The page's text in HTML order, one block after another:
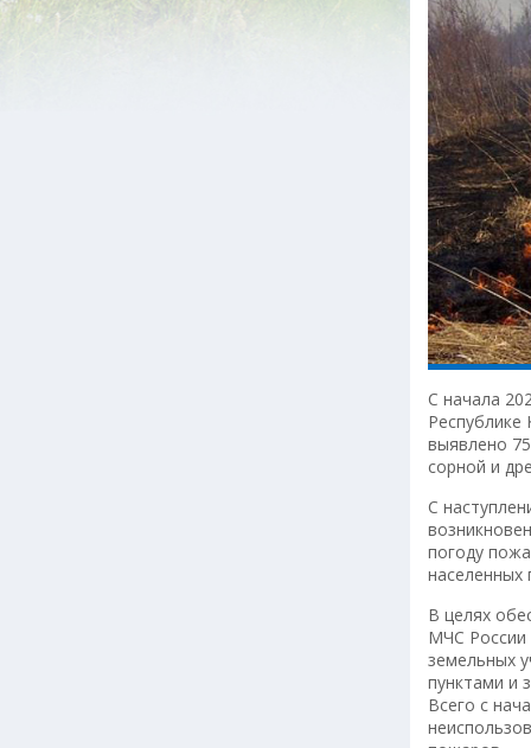
С начала
Республике
выявлено
сорной и
С
погоду
населенных
В целях
МЧС России
земельных
пунктами и
Всего с